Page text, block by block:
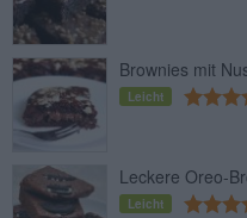
Brownies mit
Leicht
Leckere Oreo-
Leicht